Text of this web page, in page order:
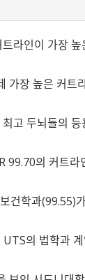
라인이 가장 높
가장 높은 커트
고 두뇌들의 등
99.70의 커트라
건학과(99.55)
의 법학과